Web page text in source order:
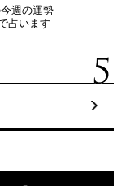
週の運勢
占います